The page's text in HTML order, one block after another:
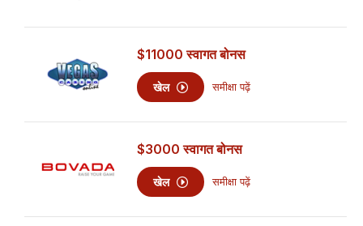
$11000 स्वागत बोनस
खेल समीक्षा पढ़ें
$3000 स्वागत बोनस
खेल समीक्षा पढ़ें